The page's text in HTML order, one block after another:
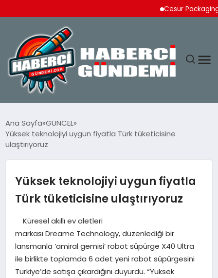
Cesur Packaging,
YAŞAM
DÜNYA
MAGAZIN
EĞITIM
Ana Sayfa GÜNCEL
Yüksek teknolojiyi uygun fiyatla Türk tüketicisine
ulaştırıyoruz
Yüksek teknolojiyi uygun fiyatla
Türk tüketicisine ulaştırıyoruz
Küresel akıllı ev aletleri
markası Dreame Technology, düzenlediği bir
lansmanla ‘amiral gemisi’ robot süpürge X40 Ultra
ile birlikte toplamda 6 adet yeni robot süpürgesini
Türkiye’de satışa çıkardığını duyurdu. “Yüksek